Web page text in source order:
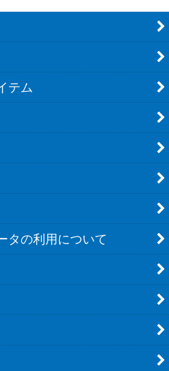
テム
タの利用について